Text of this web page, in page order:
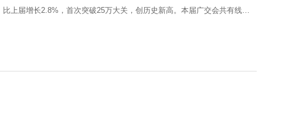
上届增长2.8%，首次突破25万大关，创历史新高。本届广交会共有线下